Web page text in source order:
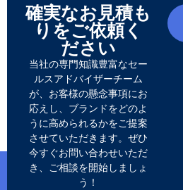
確実なお見積も
りをご依頼く
ださい
当社の専門知識豊富なセー
ルスアドバイザーチーム
が、お客様の懸念事項にお
応えし、ブランドをどのよ
うに高められるかをご提案
させていただきます。ぜひ
今すぐお問い合わせいただ
き、ご相談を開始しましょ
う！